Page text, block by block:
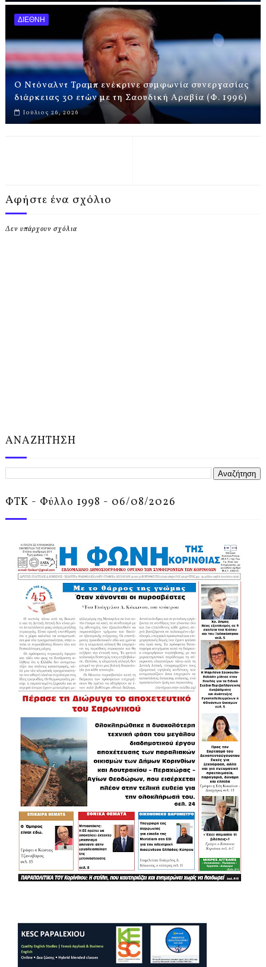
ΔΙΕΘΝΗ
Ο Ντόναλντ Τραμπ ενέκρινε συμφωνία συνεργασίας
διάρκειας 30 ετών με τη Σαουδική Αραβία (Φ. 1996)
Ιούλιος 26, 2026
Αφήστε ένα σχόλιο
Δεν υπάρχουν σχόλια
ΑΝΑΖΗΤΗΣΗ
ΦΤΚ - Φύλλο 1998 - 06/08/2026